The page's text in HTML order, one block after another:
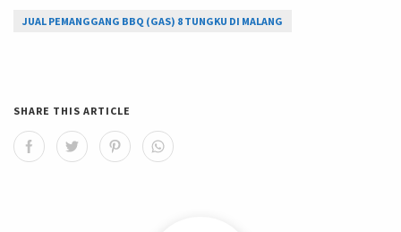
JUAL PEMANGGANG BBQ (GAS) 8 TUNGKU DI MALANG
SHARE THIS ARTICLE